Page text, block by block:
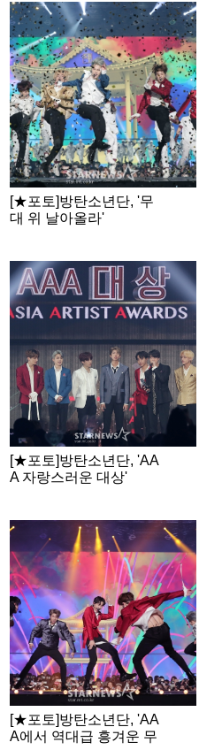
[★포토]방탄소년단, '무
대 위 날아올라'
[★포토]방탄소년단, 'AA
A 자랑스러운 대상'
[★포토]방탄소년단, 'AA
A에서 역대급 흥겨운 무